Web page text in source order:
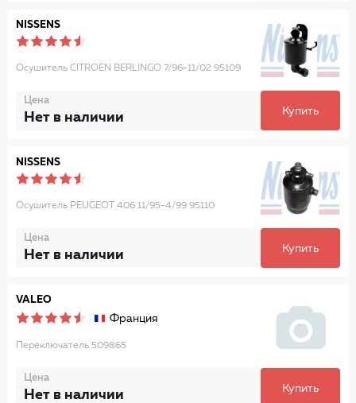
NISSENS
Осушитель CITROEN BERLINGO 7/96-11/02 95109
Цена
Нет в наличии Купить
NISSENS
Осушитель PEUGEOT 406 11/95-4/99 95110
Цена
Нет в наличии Купить
VALEO
Франция
Переключатель 509865
Цена
Нет в наличии Купить